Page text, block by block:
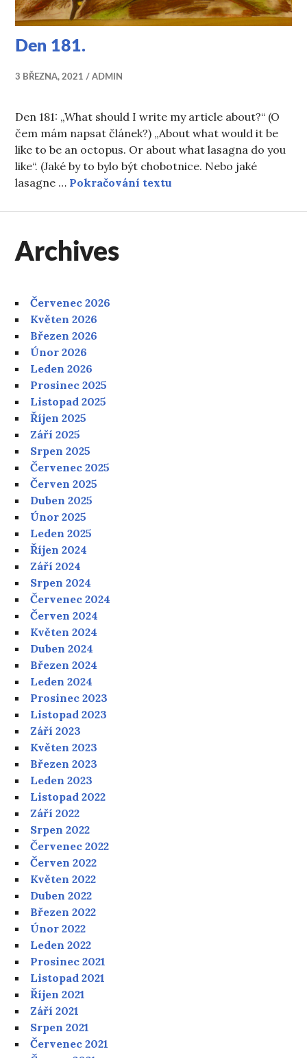
Den 181.
3 BŘEZNA, 2021 ADMIN
Den 181: „What should I write my article about?“ (O
čem mám napsat článek?) „About what would it be
like to be an octopus. Or about what lasagna do you
like“. (Jaké by to bylo být chobotnice. Nebo jaké
lasagne … Pokračování textu
Archives
Červenec 2026
Květen 2026
Březen 2026
Únor 2026
Leden 2026
Prosinec 2025
Listopad 2025
Říjen 2025
Září 2025
Srpen 2025
Červenec 2025
Červen 2025
Duben 2025
Únor 2025
Leden 2025
Říjen 2024
Září 2024
Srpen 2024
Červenec 2024
Červen 2024
Květen 2024
Duben 2024
Březen 2024
Leden 2024
Prosinec 2023
Listopad 2023
Září 2023
Květen 2023
Březen 2023
Leden 2023
Listopad 2022
Září 2022
Srpen 2022
Červenec 2022
Červen 2022
Květen 2022
Duben 2022
Březen 2022
Únor 2022
Leden 2022
Prosinec 2021
Listopad 2021
Říjen 2021
Září 2021
Srpen 2021
Červenec 2021